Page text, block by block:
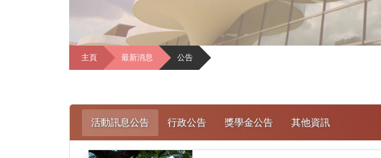
主頁 最新消息 公告
活動訊息公告 行政公告 獎學金公告 其他資訊